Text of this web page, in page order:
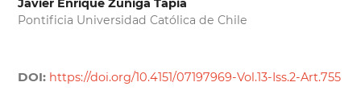
Javier Enrique Zúñiga Tapia
Pontificia Universidad Católica de Chile
DOI: https://doi.org/10.4151/07197969-Vol.13-Iss.2-Art.755